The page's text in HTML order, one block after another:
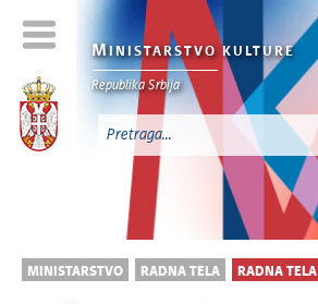
M INISTARSTVO KULTURE
Republika Srbija
MINISTARSTVO RADNA TELA RADNA TELA